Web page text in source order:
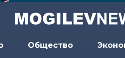
Общество